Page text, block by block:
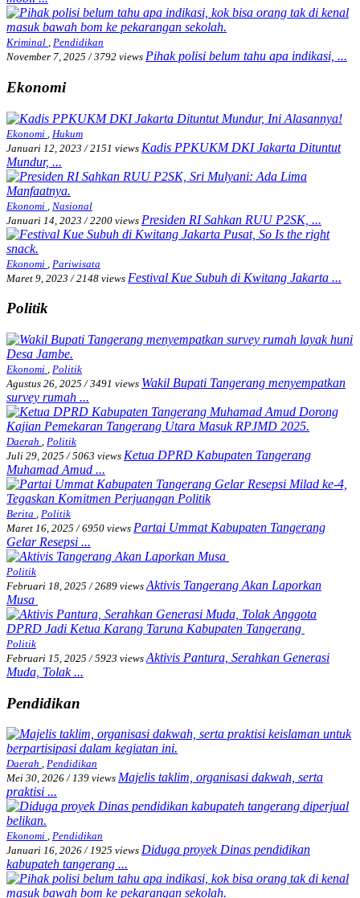
Kriminal , Pendidikan
November 7, 2025 / 3792 views Pihak polisi belum tahu apa indikasi, ...
Ekonomi
Ekonomi
Hukum
Januari 12, 2023 / 2151 views Kadis PPKUKM DKI Jakarta Dituntut
Mundur, ...
Ekonomi
Nasional
Januari 14, 2023 / 2200 views Presiden RI Sahkan RUU P2SK, ...
Ekonomi
Pariwisata
Maret 9, 2023 / 2148 views Festival Kue Subuh di Kwitang Jakarta ...
Politik
Ekonomi , Politik
Agustus 26, 2025 / 3491 views Wakil Bupati Tangerang menyempatkan
survey rumah ...
Daerah , Politik
Juli 29, 2025 / 5063 views Ketua DPRD Kabupaten Tangerang
Muhamad Amud ...
Berita , Politik
Maret 16, 2025 / 6950 views Partai Ummat Kabupaten Tangerang
Gelar Resepsi ...
Politik
Februari 18, 2025 / 2689 views Aktivis Tangerang Akan Laporkan
Musa
Politik
Februari 15, 2025 / 5923 views Aktivis Pantura, Serahkan Generasi
Muda, Tolak ...
Pendidikan
Daerah , Pendidikan
Mei 30, 2026 / 139 views Majelis taklim, organisasi dakwah, serta
praktisi ...
Ekonomi , Pendidikan
Januari 16, 2026 / 1925 views Diduga proyek Dinas pendidikan
kabupateh tangerang ...